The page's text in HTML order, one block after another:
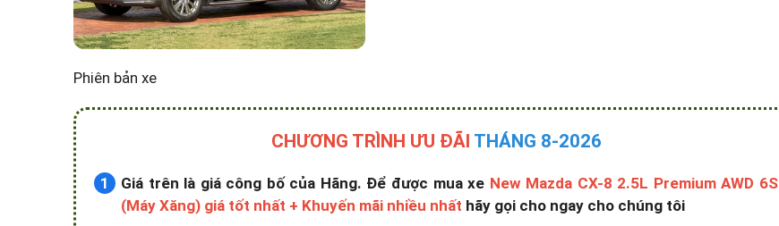
Phiên bản xe
CHƯƠNG TRÌNH ƯU ĐÃI THÁNG 8-2026
Giá trên là giá công bố của Hãng. Để được mua xe New Mazda CX-8 2.5L Premium AWD 6S
(Máy Xăng) giá tốt nhất + Khuyến mãi nhiều nhất hãy gọi cho ngay cho chúng tôi